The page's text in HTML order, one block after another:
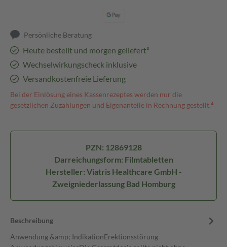
Persönliche Beratung
Heute bestellt und morgen geliefert³
Wechselwirkungscheck inklusive
Versandkostenfreie Lieferung
Bei der Einlösung eines Kassenrezeptes werden nur die
gesetzlichen Zuzahlungen und Eigenanteile in Rechnung gestellt.⁴
PZN: 12869128
Darreichungsform: Filmtabletten
Hersteller: Viatris Healthcare GmbH -
Zweigniederlassung Bad Homburg
Beschreibung
Anwendung &amp; IndikationErektionsstörung